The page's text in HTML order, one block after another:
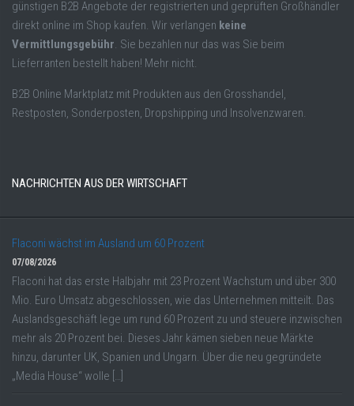
günstigen B2B Angebote der registrierten und geprüften Großhändler
direkt online im Shop kaufen. Wir verlangen keine
Vermittlungsgebühr. Sie bezahlen nur das was Sie beim
Lieferranten bestellt haben! Mehr nicht.
B2B Online Marktplatz mit Produkten aus den Grosshandel,
Restposten, Sonderposten, Dropshipping und Insolvenzwaren.
NACHRICHTEN AUS DER WIRTSCHAFT
Flaconi wächst im Ausland um 60 Prozent
07/08/2026
Flaconi hat das erste Halbjahr mit 23 Prozent Wachstum und über 300
Mio. Euro Umsatz abgeschlossen, wie das Unternehmen mitteilt. Das
Auslandsgeschäft lege um rund 60 Prozent zu und steuere inzwischen
mehr als 20 Prozent bei. Dieses Jahr kämen sieben neue Märkte
hinzu, darunter UK, Spanien und Ungarn. Über die neu gegründete
„Media House“ wolle […]